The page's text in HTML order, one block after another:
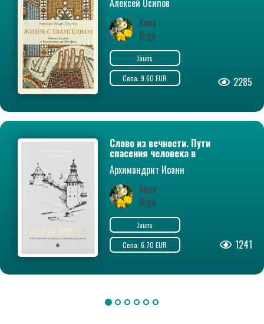
Алексей Осипов
Anna
Riga
Jauns
Cena: 9.60 EUR
2285
Слово из вечности. Пути
спасения человека в
современном мире
Архимандрит Иоанн
(Крестьянкин)
Anna
Riga
Jauns
Cena: 6.70 EUR
1241